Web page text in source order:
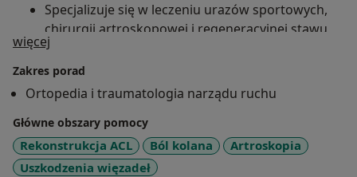
Specjalizuje się w leczeniu urazów sportowych,
chirurgii artroskopowej i regeneracyjnej stawu
kolanowego - szczególnie urazów więzadłowych i
wielostrukturalnych, patologiach stawu
rzepkowo-udowego i osteotomiach korekcyjnych
Międzynarodowy instruktor technik
operacyjnych, oficjalny Instruktor Polskiego
Towarzystwa Artroskopowego, wykładowca na
więcej
Zakres porad
Ortopedia i traumatologia narządu ruchu
Główne obszary pomocy
Rekonstrukcja ACL Ból kolana
Artroskopia
Uszkodzenia więzadeł